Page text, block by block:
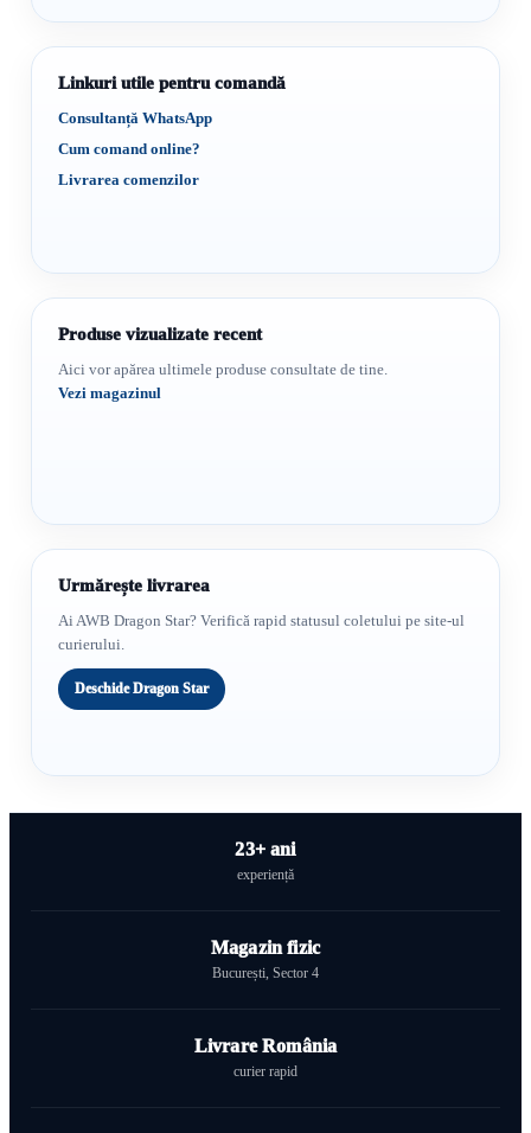
Linkuri utile pentru comandă
Consultanță WhatsApp
Cum comand online?
Livrarea comenzilor
Produse vizualizate recent
Aici vor apărea ultimele produse consultate de tine.
Vezi magazinul
Urmărește livrarea
Ai AWB Dragon Star? Verifică rapid statusul coletului pe site-ul
curierului.
Deschide Dragon Star
23+ ani
experiență
Magazin fizic
București, Sector 4
Livrare România
curier rapid